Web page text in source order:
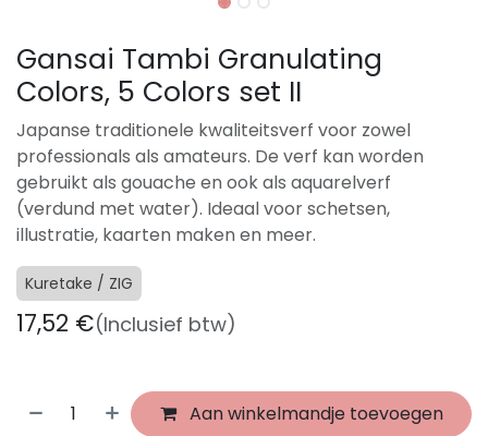
Gansai Tambi Granulating
Colors, 5 Colors set II
Japanse traditionele kwaliteitsverf voor zowel
professionals als amateurs. De verf kan worden
gebruikt als gouache en ook als aquarelverf
(verdund met water). Ideaal voor schetsen,
illustratie, kaarten maken en meer.
Kuretake / ZIG
17,52 €(Inclusief btw)
Aan winkelmandje toevoegen